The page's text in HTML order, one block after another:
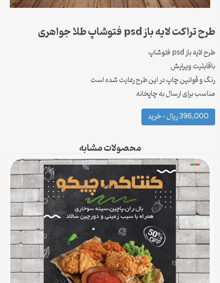
طرح تراکت لایه باز psd فتوشاپ طلا جواهری
طرح لایه باز psd فتوشاپ
باقابلیت ویرایش
رنگ و قوانین چاپ در این طرح رعایت شده است
مناسب برای ارسال به چاپخانه
396,000 ریال – خرید
محصولات مشابه